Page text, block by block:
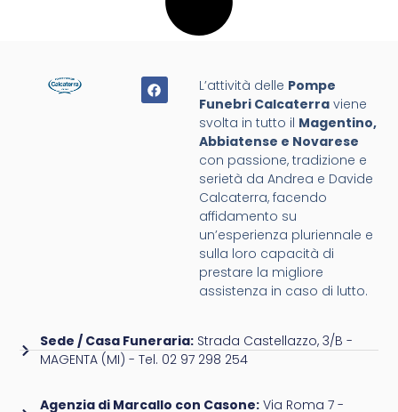
L’attività delle Pompe
Funebri Calcaterra viene
svolta in tutto il Magentino,
Abbiatense e Novarese
con passione, tradizione e
serietà da Andrea e Davide
Calcaterra, facendo
affidamento su
un’esperienza pluriennale e
sulla loro capacità di
prestare la migliore
assistenza in caso di lutto.
Sede / Casa Funeraria:Strada Castellazzo, 3/B -
MAGENTA (MI) - Tel. 02 97 298 254
Agenzia di Marcallo con Casone:Via Roma 7 -